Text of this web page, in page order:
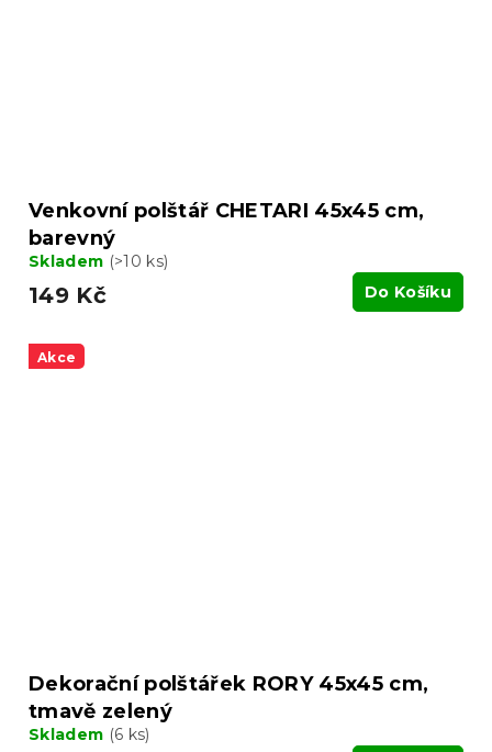
Venkovní polštář CHETARI 45x45 cm,
barevný
Skladem (>10 ks)
149 Kč Do Košíku
Akce
Dekorační polštářek RORY 45x45 cm,
tmavě zelený
Skladem (6 ks)